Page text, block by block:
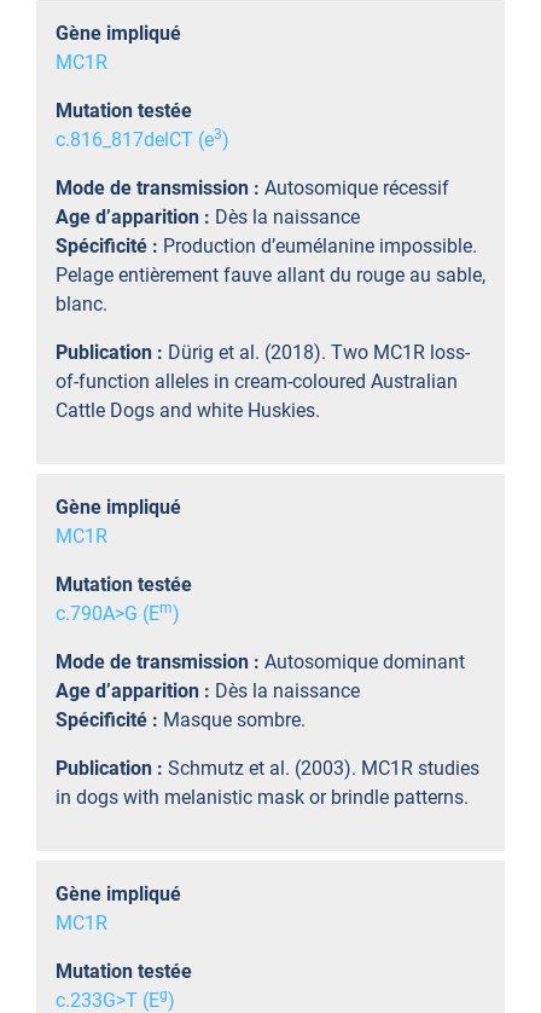
Gène impliqué
MC1R
Mutation testée
c.816_817delCT (e3)
Mode de transmission : Autosomique récessif
Age d’apparition : Dès la naissance
Spécificité : Production d’eumélanine impossible.
Pelage entièrement fauve allant du rouge au sable,
blanc.
Publication : Dürig et al. (2018). Two MC1R loss-
of-function alleles in cream-coloured Australian
Cattle Dogs and white Huskies.
Gène impliqué
MC1R
Mutation testée
c.790A>G (Em)
Mode de transmission : Autosomique dominant
Age d’apparition : Dès la naissance
Spécificité : Masque sombre.
Publication : Schmutz et al. (2003). MC1R studies
in dogs with melanistic mask or brindle patterns.
Gène impliqué
MC1R
Mutation testée
c.233G>T (Eg)